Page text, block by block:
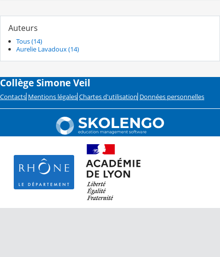
Auteurs
Tous (14)
Aurelie Lavadoux (14)
Collège Simone Veil
Contacts Mentions légales Chartes d'utilisation Données personnelles